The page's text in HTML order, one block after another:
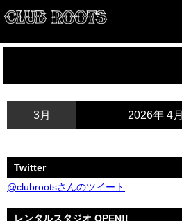
2026年 4月
3月
Twitter
@clubrootsさんのツイート
レンタルスタジオ OPEN!!